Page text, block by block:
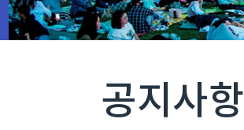
공지사항